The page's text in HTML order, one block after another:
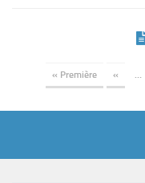
« Première « …